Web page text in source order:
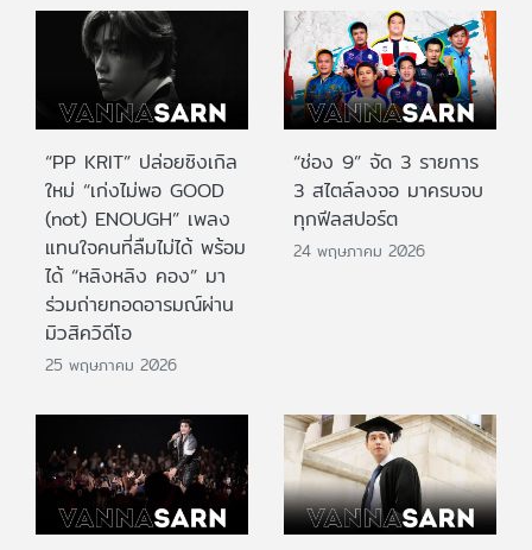
“PP KRIT” ปล่อยซิงเกิล
ใหม่ “เก่งไม่พอ GOOD
(not) ENOUGH” เพลง
แทนใจคนที่ลืมไม่ได้ พร้อม
ได้ “หลิงหลิง คอง” มา
ร่วมถ่ายทอดอารมณ์ผ่าน
มิวสิควิดีโอ
25 พฤษภาคม 2026
“ช่อง 9” จัด 3 รายการ
3 สไตล์ลงจอ มาครบจบ
ทุกฟีลสปอร์ต
24 พฤษภาคม 2026